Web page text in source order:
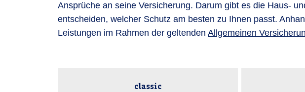
Ansprüche an seine Versicherung. Darum gibt es die Haus-
entscheiden, welcher Schutz am besten zu Ihnen passt.
Leistungen im Rahmen der geltendenAllgemeinen
classic